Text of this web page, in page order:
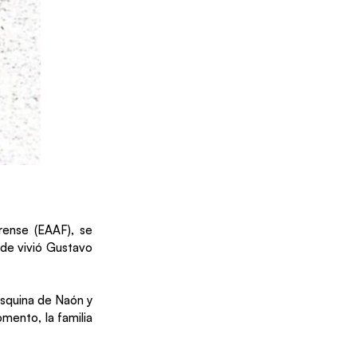
(EAAF), se
vivió Gustavo
de Naón y
la familia